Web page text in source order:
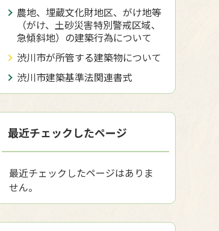
農地、埋蔵文化財地区、がけ地等
（がけ、土砂災害特別警戒区域、
急傾斜地）の建築行為について
渋川市が所管する建築物について
渋川市建築基準法関連書式
最近チェックしたページ
最近チェックしたページはありま
せん。